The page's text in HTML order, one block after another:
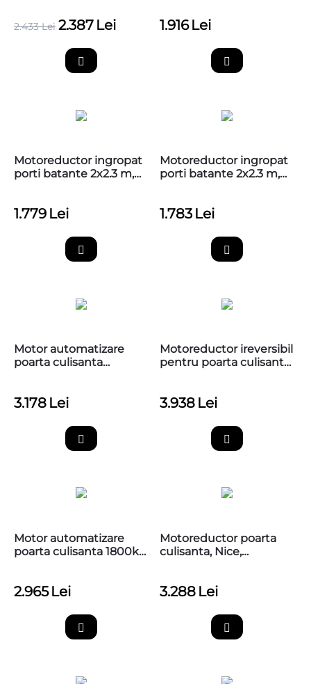
Soon
2.433 Lei 2.387 Lei 1.916 Lei
Motoreductor ingropat
porti batante 2x2.3 m,
1.779 Lei
Motoreductor ingropat
porti batante 2x2.3 m,
1.783 Lei
Motor automatizare
poarta culisanta
3.178 Lei
Motoreductor ireversibil
pentru poarta culisanta,
3.938 Lei
Motor automatizare
poarta culisanta 1800kg,
2.965 Lei
Motoreductor poarta
culisanta, Nice,
3.288 Lei